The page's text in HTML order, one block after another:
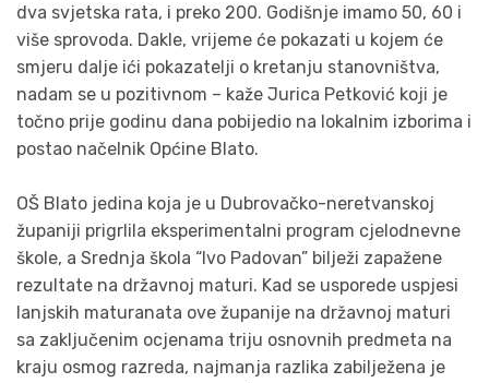
dva svjetska rata, i preko 200. Godišnje imamo 50, 60 i
više sprovoda. Dakle, vrijeme će pokazati u kojem će
smjeru dalje ići pokazatelji o kretanju stanovništva,
nadam se u pozitivnom – kaže Jurica Petković koji je
točno prije godinu dana pobijedio na lokalnim izborima i
postao načelnik Općine Blato.
OŠ Blato jedina koja je u Dubrovačko-neretvanskoj
županiji prigrlila eksperimentalni program cjelodnevne
škole, a Srednja škola “Ivo Padovan” bilježi zapažene
rezultate na državnoj maturi. Kad se usporede uspjesi
lanjskih maturanata ove županije na državnoj maturi
sa zaključenim ocjenama triju osnovnih predmeta na
kraju osmog razreda, najmanja razlika zabilježena je